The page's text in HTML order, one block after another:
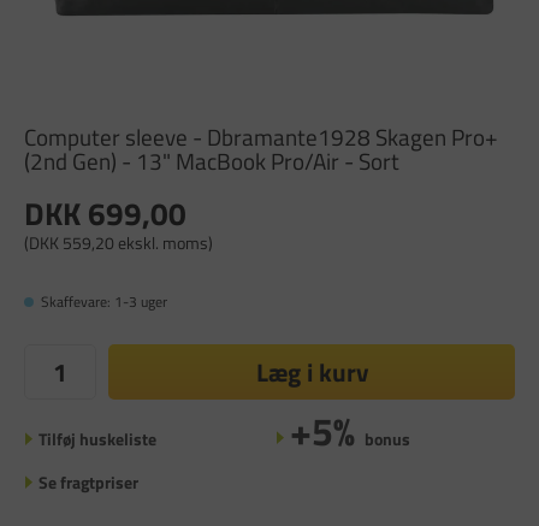
Computer sleeve - Dbramante1928 Skagen Pro+
(2nd Gen) - 13" MacBook Pro/Air - Sort
DKK 699,00
(DKK 559,20 ekskl. moms)
Skaffevare: 1-3 uger
Læg i kurv
Tilføj huskeliste +5% bonus
Se fragtpriser